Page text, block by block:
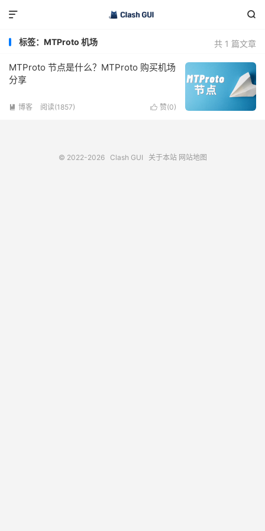


共 1 篇文章
标签：MTProto 机场
MTProto 节点是什么？MTProto 购买机场
分享
 赞(0)
 博客 阅读(1857)
© 2022-2026 Clash GUI 关于本站 网站地图